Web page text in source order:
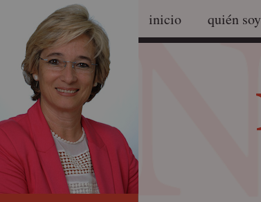
inicio quién soy